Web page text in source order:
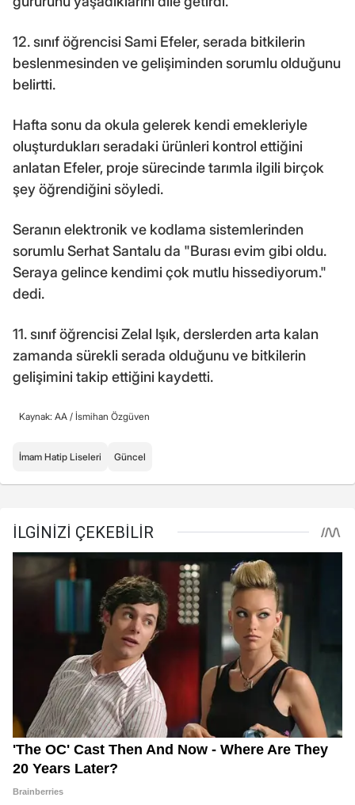
12. sınıf öğrencisi Sami Efeler, serada bitkilerin
beslenmesinden ve gelişiminden sorumlu olduğunu
belirtti.
Hafta sonu da okula gelerek kendi emekleriyle
oluşturdukları seradaki ürünleri kontrol ettiğini
anlatan Efeler, proje sürecinde tarımla ilgili birçok
şey öğrendiğini söyledi.
Seranın elektronik ve kodlama sistemlerinden
sorumlu Serhat Santalu da "Burası evim gibi oldu.
Seraya gelince kendimi çok mutlu hissediyorum."
dedi.
11. sınıf öğrencisi Zelal Işık, derslerden arta kalan
zamanda sürekli serada olduğunu ve bitkilerin
gelişimini takip ettiğini kaydetti.
Kaynak: AA / İsmihan Özgüven
İmam Hatip Liseleri Güncel